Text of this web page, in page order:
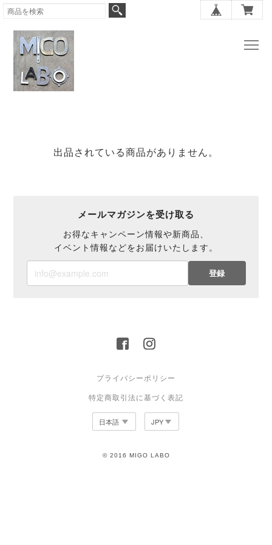
出品されている商品がありません。
メールマガジンを受け取る
お得なキャンペーン情報や新商品、
イベント情報などをお届けいたします。
登録
プライバシーポリシー
特定商取引法に基づく表記
© 2016 MIGO LABO